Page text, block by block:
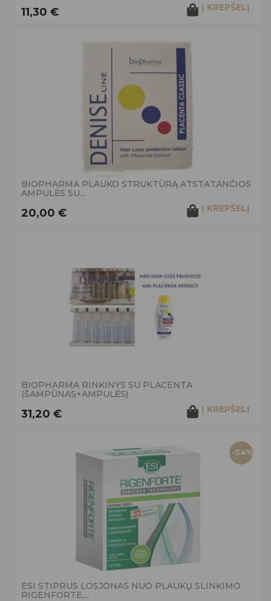
11,30 € Į KREPŠELĮ
BIOPHARMA PLAUKO STRUKTŪRĄ ATSTATANČIOS
AMPULĖS SU...
20,00 € Į KREPŠELĮ
BIOPHARMA RINKINYS SU PLACENTA
(ŠAMPŪNAS+AMPULĖS)
31,20 € Į KREPŠELĮ
-54%
ESI STIPRUS LOSJONAS NUO PLAUKŲ SLINKIMO
RIGENFORTE,...